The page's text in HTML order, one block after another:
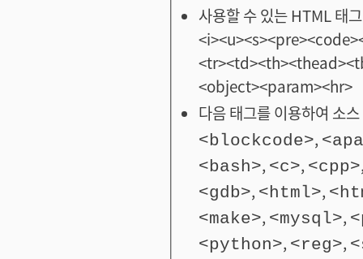
사용할 수 있는 HTML
<object><param><hr>
다음 태그를 이용하여 소
<blockcode>,
<bash>, <c>, <cpp>
<gdb>, <html>,
<make>, <mysql>,
<python>, <reg>,